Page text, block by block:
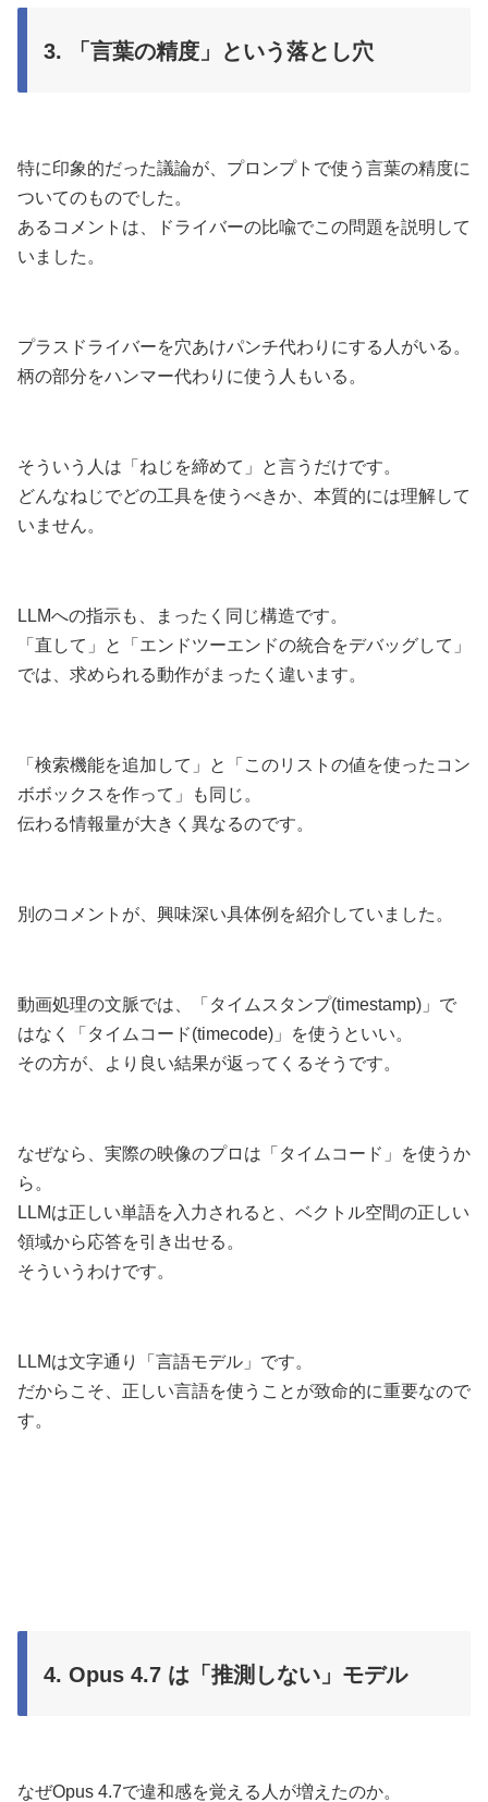
3. 「言葉の精度」という落とし穴
特に印象的だった議論が、プロンプトで使う言葉の精度に
ついてのものでした。
あるコメントは、ドライバーの比喩でこの問題を説明して
いました。
プラスドライバーを穴あけパンチ代わりにする人がいる。
柄の部分をハンマー代わりに使う人もいる。
そういう人は「ねじを締めて」と言うだけです。
どんなねじでどの工具を使うべきか、本質的には理解して
いません。
LLMへの指示も、まったく同じ構造です。
「直して」と「エンドツーエンドの統合をデバッグして」
では、求められる動作がまったく違います。
「検索機能を追加して」と「このリストの値を使ったコン
ボボックスを作って」も同じ。
伝わる情報量が大きく異なるのです。
別のコメントが、興味深い具体例を紹介していました。
動画処理の文脈では、「タイムスタンプ(timestamp)」で
はなく「タイムコード(timecode)」を使うといい。
その方が、より良い結果が返ってくるそうです。
なぜなら、実際の映像のプロは「タイムコード」を使うか
ら。
LLMは正しい単語を入力されると、ベクトル空間の正しい
領域から応答を引き出せる。
そういうわけです。
LLMは文字通り「言語モデル」です。
だからこそ、正しい言語を使うことが致命的に重要なので
す。
4. Opus 4.7 は「推測しない」モデル
なぜOpus 4.7で違和感を覚える人が増えたのか。